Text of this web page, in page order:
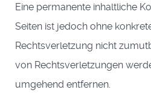
Eine permanente inhaltliche
Seiten ist jedoch ohne
Rechtsverletzung nicht
von Rechtsverletzungen
umgehend entfernen.